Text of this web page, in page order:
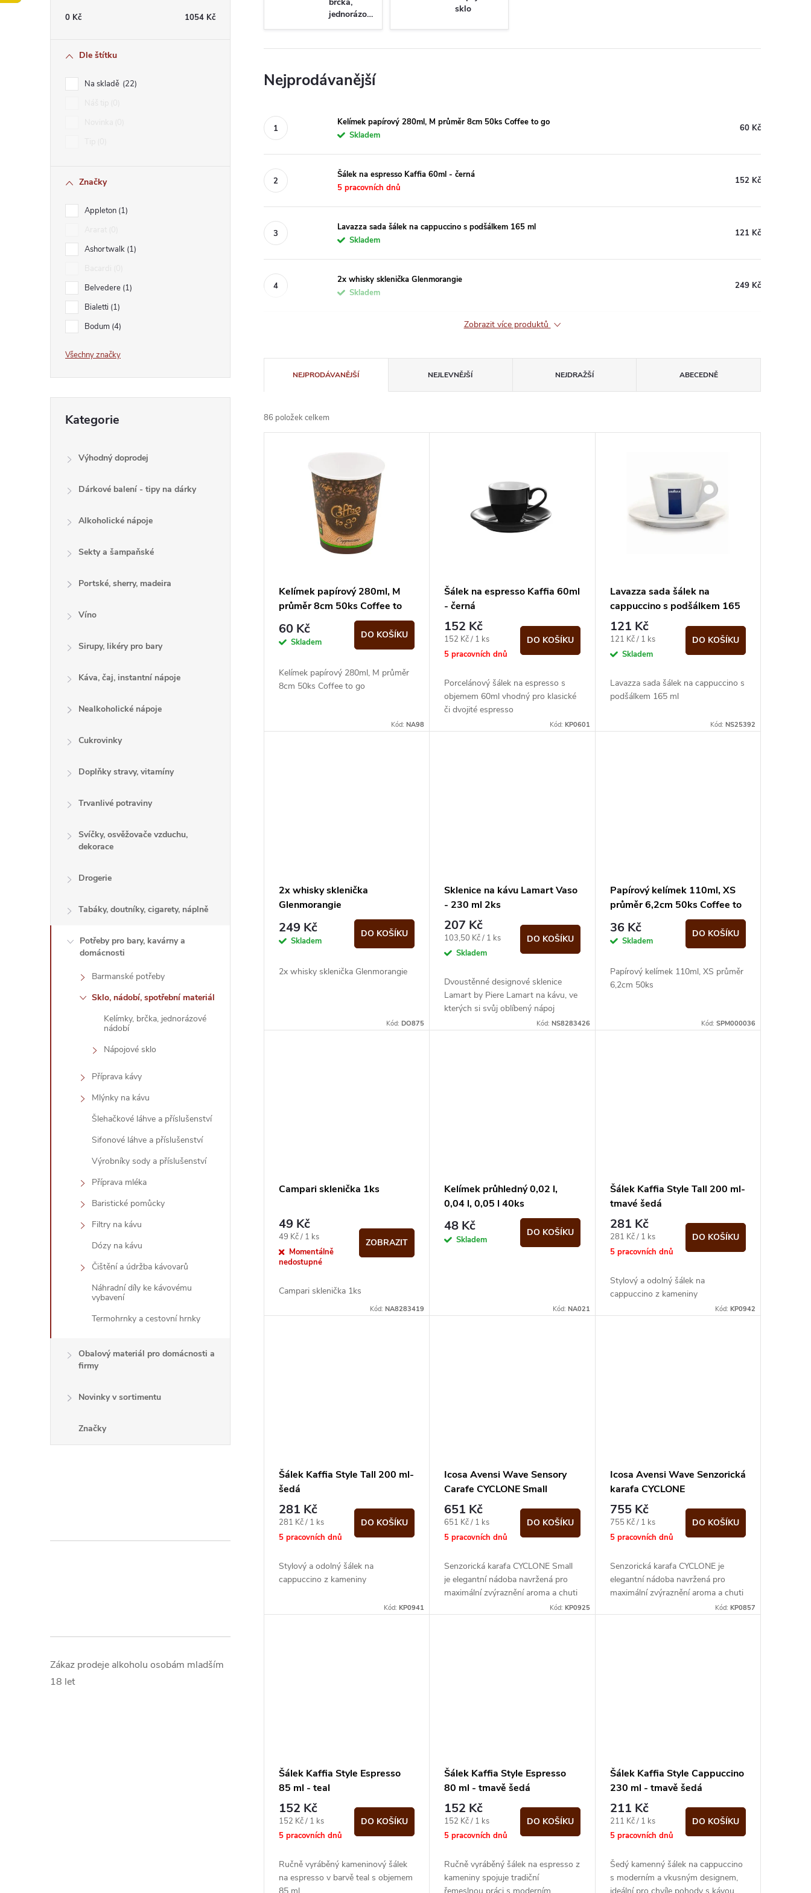
0 Kč 1054 Kč
Dle štítku
Na skladě 22
Značky
Appleton 1
Ashortwalk 1
Belvedere 1
Bialetti 1
Bodum 4
Všechny značky
kategorie
Kategorie
Výhodný doprodej
Dárkové balení - tipy na dárky
Alkoholické nápoje
Sekty a šampaňské
Portské, sherry, madeira
Víno
Sirupy, likéry pro bary
Káva, čaj, instantní nápoje
Nealkoholické nápoje
Cukrovinky
Doplňky stravy, vitamíny
Trvanlivé potraviny
Svíčky, osvěžovače vzduchu,
dekorace
Drogerie
Tabáky, doutníky, cigarety, náplně
Potřeby pro bary, kavárny a
domácnosti
Barmanské potřeby
Sklo, nádobí, spotřební materiál
Kelímky, brčka, jednorázové
nádobí
Nápojové sklo
Příprava kávy
Mlýnky na kávu
Šlehačkové láhve a příslušenství
Sifonové láhve a příslušenství
Výrobníky sody a příslušenství
Příprava mléka
Baristické pomůcky
Filtry na kávu
Dózy na kávu
Čištění a údržba kávovarů
Náhradní díly ke kávovému
vybavení
Termohrnky a cestovní hrnky
Obalový materiál pro domácnosti a
firmy
Novinky v sortimentu
Značky
Zákaz prodeje alkoholu osobám mladším
18 let
jednorázové
nádobí
sklo
Nejprodávanější
Kelímek papírový 280ml, M průměr 8cm 50ks Coffee to go
Skladem
60 Kč
Šálek na espresso Kaffia 60ml - černá
5 pracovních dnů
152 Kč
Lavazza sada šálek na cappuccino s podšálkem 165 ml
Skladem
121 Kč
2x whisky sklenička Glenmorangie
Skladem
249 Kč
Zobrazit více produktů
a
z
t
NEJPRODÁVANĚJŠÍ NEJLEVNĚJŠÍ NEJDRAŽŠÍ ABECEDNĚ
86 položek celkem
Kelímek papírový 280ml, M
průměr 8cm 50ks Coffee to
60 Kč
Skladem
DO KOŠÍKU
Kelímek papírový 280ml, M průměr
8cm 50ks Coffee to go
Kód:NA98
Šálek na espresso Kaffia 60ml
- černá
152 Kč
Měrná
cena:
152 Kč / 1 ks
5 pracovních dnů
DO KOŠÍKU
Porcelánový šálek na espresso s
objemem 60ml vhodný pro klasické
či dvojité espresso
Kód: KP0601
Lavazza sada šálek na
cappuccino s podšálkem 165
ml
121 Kč
Měrná
cena:
121 Kč / 1 ks
Skladem
DO KOŠÍKU
Lavazza sada šálek na cappuccino s
podšálkem 165 ml
Kód: NS25392
2x whisky sklenička
Glenmorangie
249 Kč
Skladem
DO KOŠÍKU
2x whisky sklenička Glenmorangie
Kód:DO875
Sklenice na kávu Lamart Vaso
- 230 ml 2ks
207 Kč
Měrná
cena:
103,50 Kč / 1 ks
Skladem
DO KOŠÍKU
Dvoustěnné designové sklenice
Lamart by Piere Lamart na kávu, ve
kterých si svůj oblíbený nápoj
Kód: NS8283426
Papírový kelímek 110ml, XS
průměr 6,2cm 50ks Coffee to
36 Kč
Skladem
DO KOŠÍKU
Papírový kelímek 110ml, XS průměr
6,2cm 50ks
Kód: SPM000036
Campari sklenička 1ks
49 Kč
Měrná
cena:
49 Kč / 1 ks
Momentálně
nedostupné
ZOBRAZIT
Campari sklenička 1ks
Kód:NA8283419
Kelímek průhledný 0,02 l,
0,04 l, 0,05 l 40ks
48 Kč
Skladem
DO KOŠÍKU
Kód: NA021
Šálek Kaffia Style Tall 200 ml-
tmavé šedá
281 Kč
Měrná
cena:
281 Kč / 1 ks
5 pracovních dnů
DO KOŠÍKU
Stylový a odolný šálek na
cappuccino z kameniny
Kód: KP0942
Šálek Kaffia Style Tall 200 ml-
šedá
281 Kč
Měrná
cena:
281 Kč / 1 ks
5 pracovních dnů
DO KOŠÍKU
Stylový a odolný šálek na
cappuccino z kameniny
Kód:KP0941
Icosa Avensi Wave Sensory
Carafe CYCLONE Small
651 Kč
Měrná
cena:
651 Kč / 1 ks
5 pracovních dnů
DO KOŠÍKU
Senzorická karafa CYCLONE Small
je elegantní nádoba navržená pro
maximální zvýraznění aroma a chuti
Kód: KP0925
Icosa Avensi Wave Senzorická
karafa CYCLONE
755 Kč
Měrná
cena:
755 Kč / 1 ks
5 pracovních dnů
DO KOŠÍKU
Senzorická karafa CYCLONE je
elegantní nádoba navržená pro
maximální zvýraznění aroma a chuti
Kód: KP0857
Šálek Kaffia Style Espresso
85 ml - teal
152 Kč
Měrná
cena:
152 Kč / 1 ks
5 pracovních dnů
DO KOŠÍKU
Ručně vyráběný kameninový šálek
na espresso v barvě teal s objemem
Šálek Kaffia Style Espresso
80 ml - tmavě šedá
152 Kč
Měrná
cena:
152 Kč / 1 ks
5 pracovních dnů
DO KOŠÍKU
Ručně vyráběný šálek na espresso z
kameniny spojuje tradiční
Šálek Kaffia Style Cappuccino
230 ml - tmavě šedá
211 Kč
Měrná
cena:
211 Kč / 1 ks
5 pracovních dnů
DO KOŠÍKU
Šedý kamenný šálek na cappuccino
s moderním a vkusným designem,